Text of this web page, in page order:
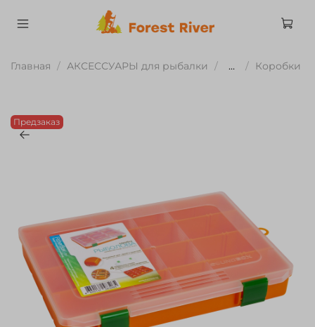
Главная АКСЕССУАРЫ для рыбалки ... Коробки
Предзаказ